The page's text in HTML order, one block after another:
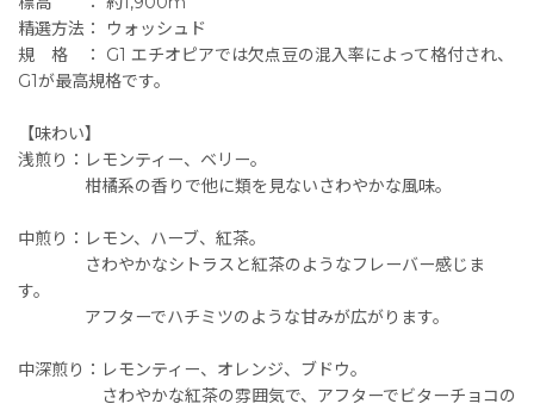
精選方法： ウォッシュド
規 格 ： G1 エチオピアでは欠点豆の混入率によって格付され、
G1が最高規格です。
【味わい】
浅煎り：レモンティー、ベリー。
柑橘系の香りで他に類を見ないさわやかな風味。
中煎り：レモン、ハーブ、紅茶。
さわやかなシトラスと紅茶のようなフレーバー感じま
す。
アフターでハチミツのような甘みが広がります。
中深煎り：レモンティー、オレンジ、ブドウ。
さわやかな紅茶の雰囲気で、アフターでビターチョコの